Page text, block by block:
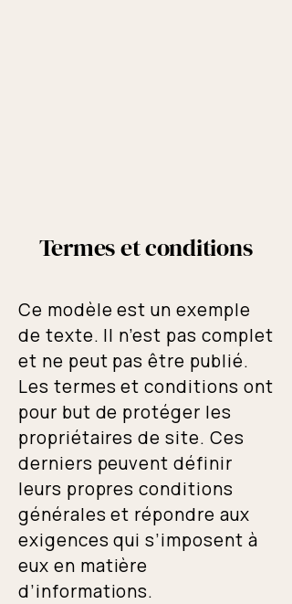
Termes et conditions
Ce modèle est un exemple
de texte. Il n’est pas complet
et ne peut pas être publié.
Les termes et conditions ont
pour but de protéger les
propriétaires de site. Ces
derniers peuvent définir
leurs propres conditions
générales et répondre aux
exigences qui s’imposent à
eux en matière
d’informations.